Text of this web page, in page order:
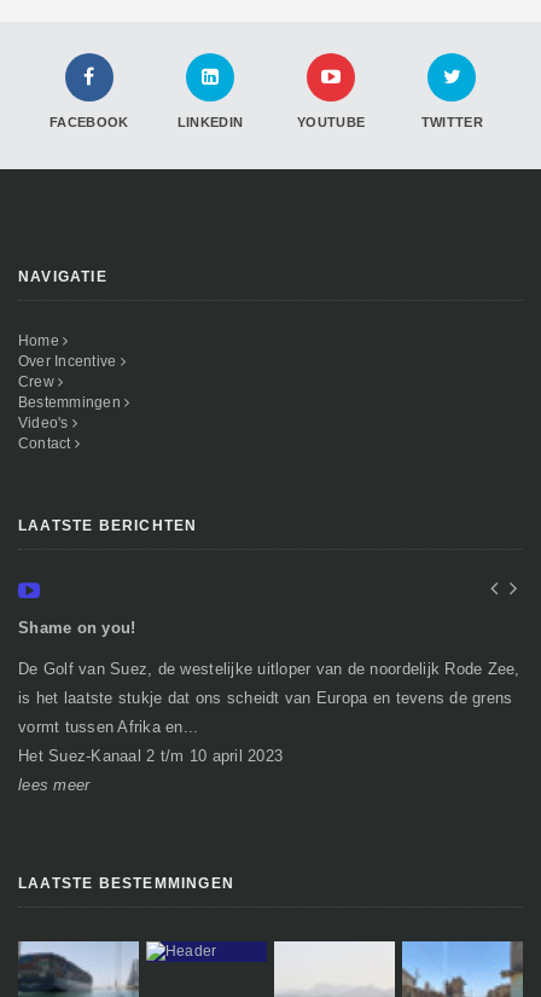
FACEBOOK LINKEDIN YOUTUBE TWITTER
NAVIGATIE
Home
Over Incentive
Crew
Bestemmingen
Video's
Contact
LAATSTE BERICHTEN
Shame on you!
De Golf van Suez, de westelijke uitloper van de noordelijk Rode Zee,
is het laatste stukje dat ons scheidt van Europa en tevens de grens
vormt tussen Afrika en...
Het Suez-Kanaal 2 t/m 10 april 2023
lees meer
LAATSTE BESTEMMINGEN